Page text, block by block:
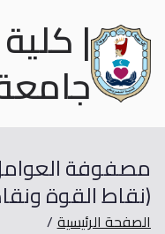
|
مصفوفة العوامل
(نقاط القوة
الصفحة الرئيسية